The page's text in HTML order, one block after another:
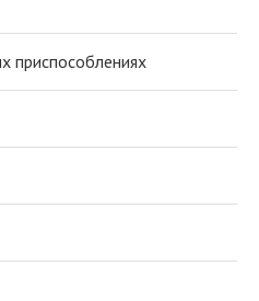
приспособлениях